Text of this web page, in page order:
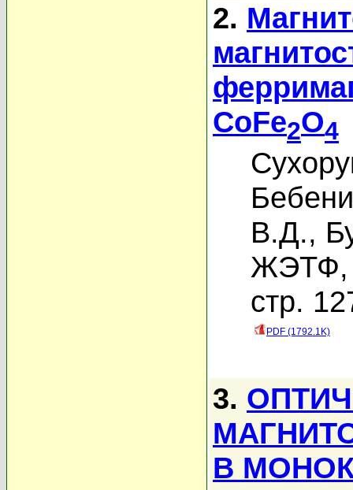
2.
CoFe2O4
В.Д.,
ЖЭТФ,
стр.
PDF (1792.1K)
3.
В